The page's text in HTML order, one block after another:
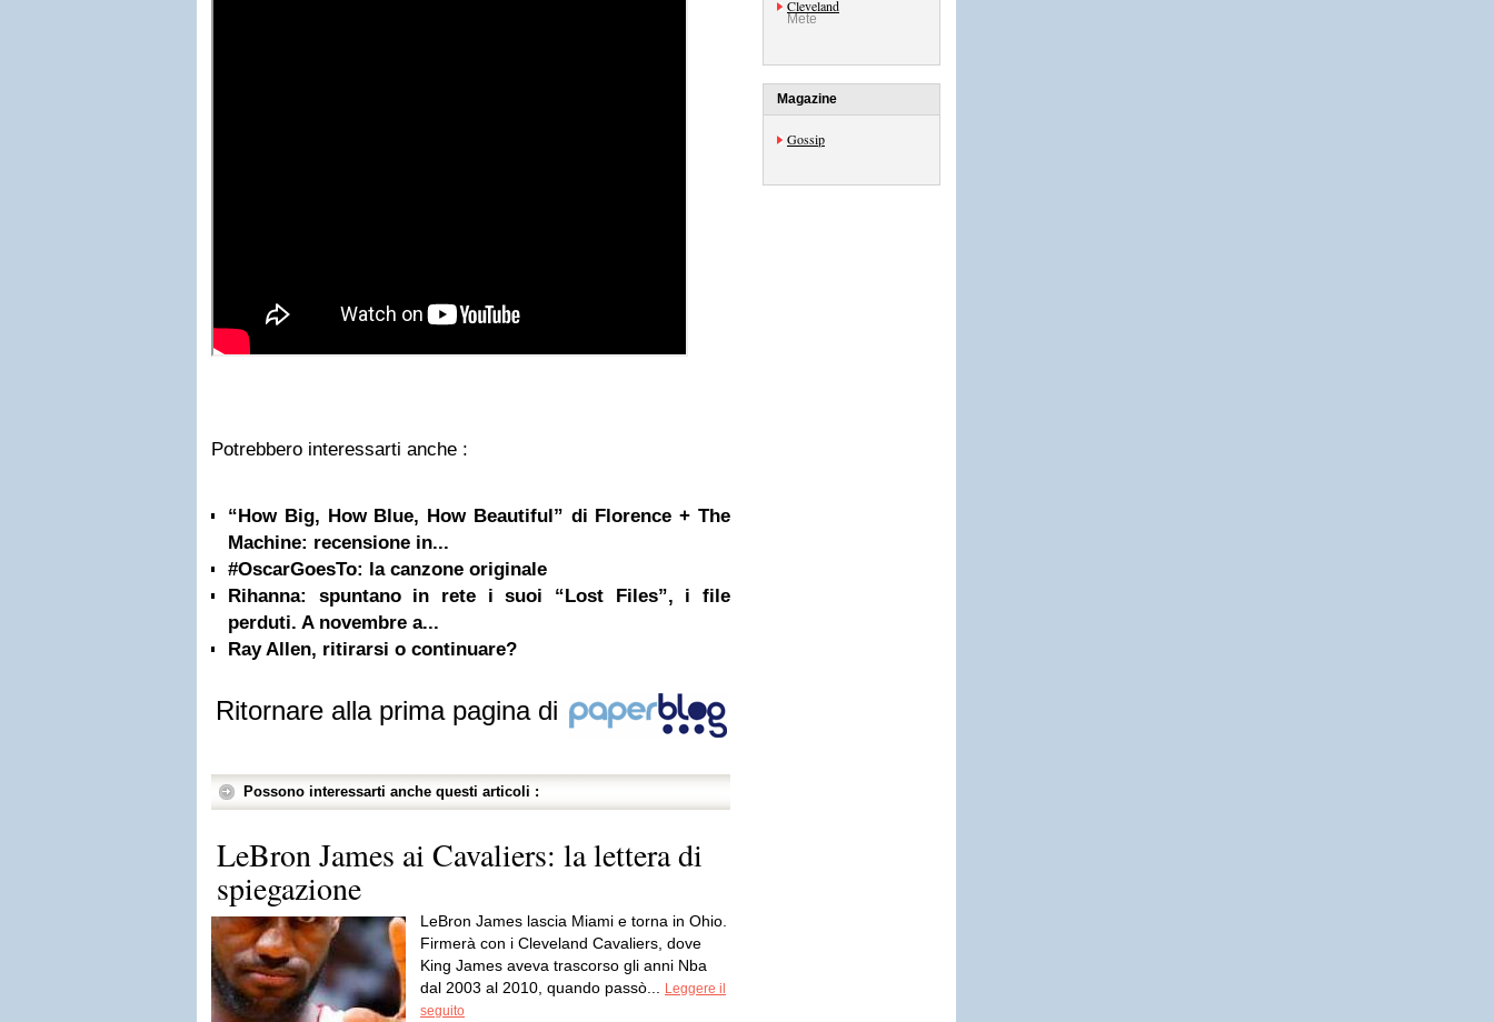
Potrebbero interessarti anche :
“How Big, How Blue, How Beautiful” di Florence + The
Machine: recensione in...
#OscarGoesTo: la canzone originale
Rihanna: spuntano in rete i suoi “Lost Files”, i file
perduti. A novembre a...
Ray Allen, ritirarsi o continuare?
Ritornare alla prima pagina di
Possono interessarti anche questi articoli :
LeBron James ai Cavaliers: la lettera di
spiegazione
LeBron James lascia Miami e torna in Ohio.
Firmerà con i Cleveland Cavaliers, dove
King James aveva trascorso gli anni Nba
dal 2003 al 2010, quando passò...
Leggere il
seguito
Cleveland
Mete
Magazine
Gossip